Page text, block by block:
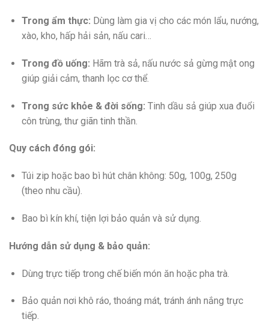
Trong ẩm thực: Dùng làm gia vị cho các món lẩu, nướng,
xào, kho, hấp hải sản, nấu cari…
Trong đồ uống: Hãm trà sả, nấu nước sả gừng mật ong
giúp giải cảm, thanh lọc cơ thể.
Trong sức khỏe & đời sống: Tinh dầu sả giúp xua đuổi
côn trùng, thư giãn tinh thần.
Quy cách đóng gói:
Túi zip hoặc bao bì hút chân không: 50g, 100g, 250g
(theo nhu cầu).
Bao bì kín khí, tiện lợi bảo quản và sử dụng.
Hướng dẫn sử dụng & bảo quản:
Dùng trực tiếp trong chế biến món ăn hoặc pha trà.
Bảo quản nơi khô ráo, thoáng mát, tránh ánh nắng trực
tiếp.